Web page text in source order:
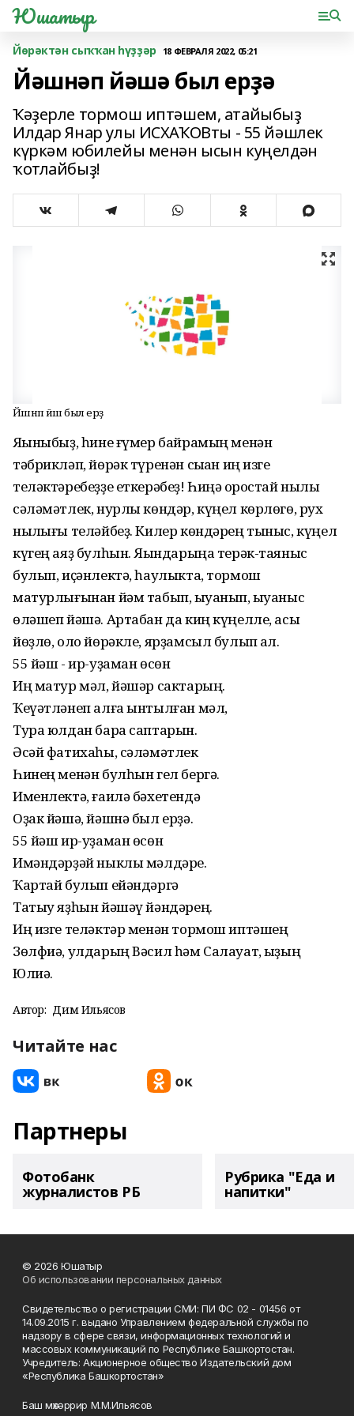
Юшатыр
Йөрәктән сыҡҡан һүҙҙәр 18 ФЕВРАЛЯ 2022, 05:21
Йәшнәп йәшә был ерҙә
Ҡәҙерле тормош иптәшем, атайыбыҙ
Илдар Янар улы ИСХАҠОВты - 55 йәшлек
күркәм юбилейы менән ысын куңелдән
ҡотлайбыҙ!
Йәшнәп йәшә был ерҙә
Яҡыныбыҙ, һине ғүмер байрамың менән
тәбрикләп, йөрәк түренән сыҡҡан иң изге
теләктәребеҙҙе еткерәбеҙ! Һиңә ҡоростай ныҡлы
сәләмәтлек, нурлы көндәр, күңел көрлөгө, рух
ныҡлығы теләйбеҙ. Килер көндәрең тыныс, күңел
күгең аяҙ булһын. Яҡындарыңа терәк-таяныс
булып, иҫәнлектә, һаулыкта, тормош
матурлығынан йәм табып, ҡыуанып, ҡыуаныс
өләшеп йәшә. Артабан да киң күңелле, асыҡ
йөҙлө, оло йөрәкле, ярҙамсыл булып ҡал.
55 йәш - ир-уҙаман өсөн
Иң матур мәл, йәшәр сактарың.
Ҡеүәтләнеп алға ынтылған мәл,
Тура юлдан бара саптарын.
Әсәй фатихаһы, сәләмәтлек
Һинең менән булһын гел бергә.
Именлектә, ғаилә бәхетендә
Оҙак йәшә, йәшнә был ерҙә.
55 йәш ир-уҙаман өсөн
Имәндәрҙәй ныклы мәлдәре.
Ҡартай булып ейәндәргә
Татыу яҙһын йәшәү йәндәрең.
Иң изге теләктәр менән тормош иптәшең
Зөлфиә, улдарың Вәсил һәм Салауат, ҡыҙың
Юлиә.
Автор: Дим Ильясов
Читайте нас
Партнеры
Фотобанк
журналистов РБ
Рубрика "Еда и
напитки"
© 2026 Юшатыр
Об использовании персональных данных
Свидетельство о регистрации СМИ: ПИ ФС 02 - 01456 от
14.09.2015 г. выдано Управлением федеральной службы по
надзору в сфере связи, информационных технологий и
массовых коммуникаций по Республике Башкортостан.
Учредитель: Акционерное общество Издательский дом
«Республика Башкортостан»
Баш мөхәррир М.М.Ильясов